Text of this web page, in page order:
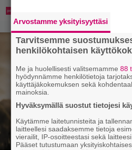
Arvostamme yksityisyyttäsi
Tarvitsemme
henkilökohtaisen
Me ja huolellisesti valitsemamme88
hyödynnämme henkilötietoja
käyttäjäkokemuksen sekä
mainoksia.
Hyväksymällä suostut tietojesi
Käytämme laitetunnisteita ja
laitteellesi saadaksemme tietoja
vierailit, IP-osoitteestasi sekä
Pääset tutustumaan